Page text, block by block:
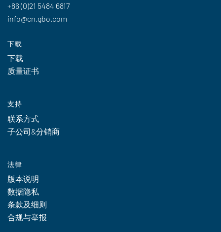
+86 (0)21 5484 6817
info@cn.gbo.com
下载
下载
质量证书
支持
联系方式
子公司&分销商
法律
版本说明
数据隐私
条款及细则
合规与举报